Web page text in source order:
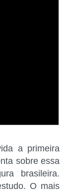
a primeira
sobre essa
brasileira.
O mais